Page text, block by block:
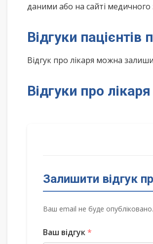
даними або на сайті медичного
Відгуки
Відгук про лікаря можна
Відгуки про лікаря
Залишити відгук
Ваш email не буде
Ваш відгук*